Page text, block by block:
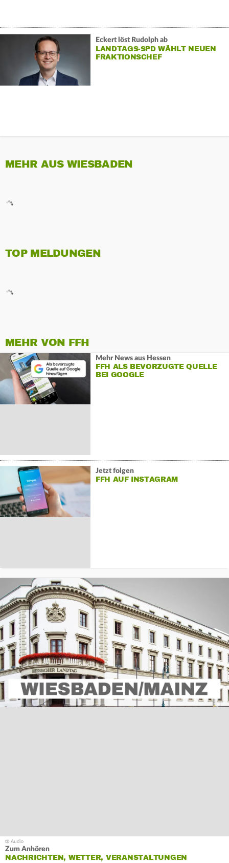
Eckert löst Rudolph ab
LANDTAGS-SPD WÄHLT NEUEN
FRAKTIONSCHEF
MEHR AUS WIESBADEN
TOP MELDUNGEN
MEHR VON FFH
Mehr News aus Hessen
FFH ALS BEVORZUGTE QUELLE
BEI GOOGLE
Jetzt folgen
FFH AUF INSTAGRAM
Zum Anhören
NACHRICHTEN, WETTER, VERANSTALTUNGEN